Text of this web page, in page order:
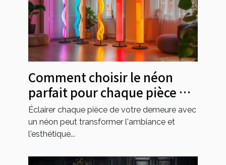
Comment choisir le néon
parfait pour chaque pièce de
votre maison
Éclairer chaque pièce de votre demeure avec
un néon peut transformer l'ambiance et
l'esthétique...